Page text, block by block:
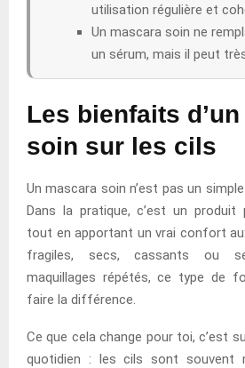
utilisation régulière et
Un mascara soin ne
un sérum, mais il peut
Les bienfaits
soin sur les cils
Un mascara soin n’est pas un simple
Dans la pratique, c’est un produit
tout en apportant un vrai confort
fragiles, secs, cassants ou
maquillages répétés, ce type de
faire la différence.
Ce que cela change pour toi, c’est
quotidien : les cils sont souvent